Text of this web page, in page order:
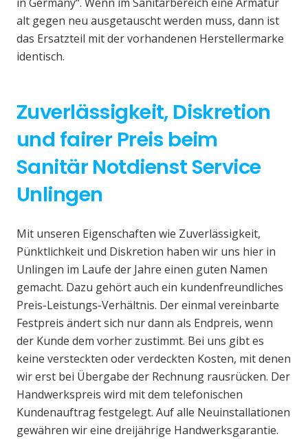
alt gegen neu ausgetauscht werden muss, dann ist
das Ersatzteil mit der vorhandenen Herstellermarke
identisch.
Zuverlässigkeit, Diskretion
und fairer Preis beim
Sanitär Notdienst Service
Unlingen
Mit unseren Eigenschaften wie Zuverlässigkeit,
Pünktlichkeit und Diskretion haben wir uns hier in
Unlingen im Laufe der Jahre einen guten Namen
gemacht. Dazu gehört auch ein kundenfreundliches
Preis-Leistungs-Verhältnis. Der einmal vereinbarte
Festpreis ändert sich nur dann als Endpreis, wenn
der Kunde dem vorher zustimmt. Bei uns gibt es
keine versteckten oder verdeckten Kosten, mit denen
wir erst bei Übergabe der Rechnung rausrücken. Der
Handwerkspreis wird mit dem telefonischen
Kundenauftrag festgelegt. Auf alle Neuinstallationen
gewähren wir eine dreijährige Handwerksgarantie.